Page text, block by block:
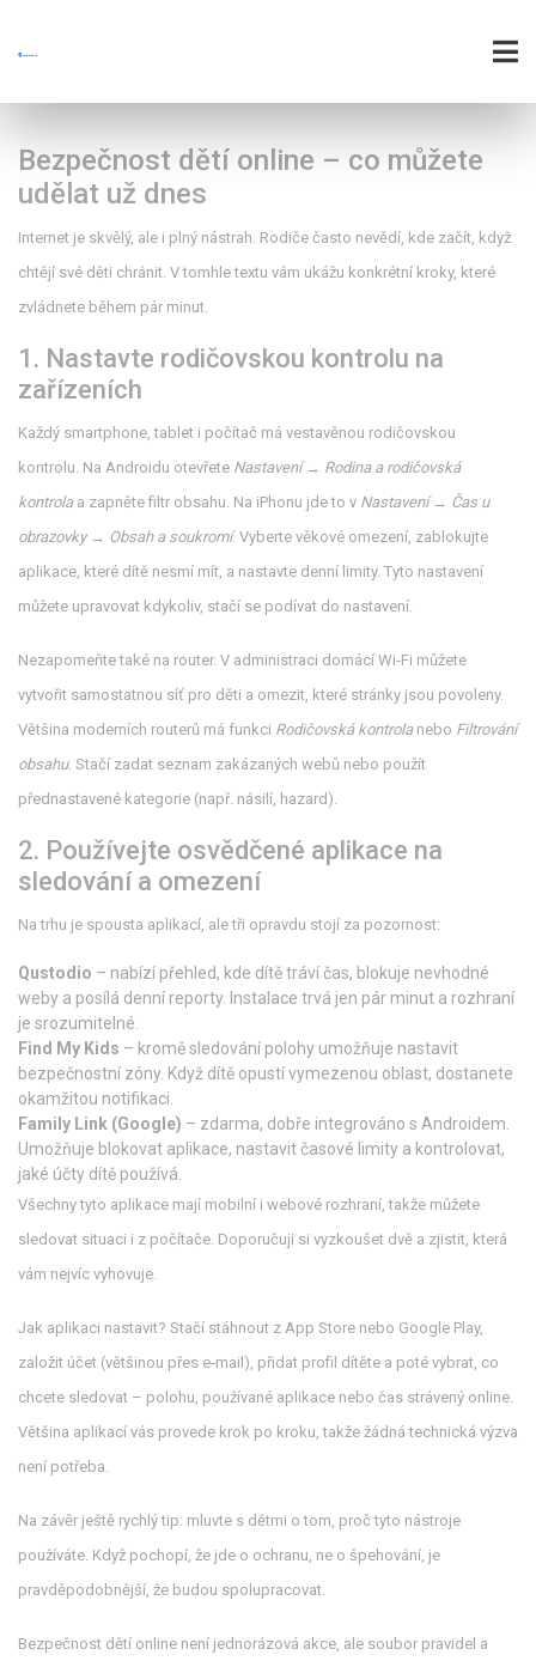
Bezpečnost dětí online – co můžete
udělat už dnes
Internet je skvělý, ale i plný nástrah. Rodiče často nevědí, kde začít, když
chtějí své děti chránit. V tomhle textu vám ukážu konkrétní kroky, které
zvládnete během pár minut.
1. Nastavte rodičovskou kontrolu na
zařízeních
Každý smartphone, tablet i počítač má vestavěnou rodičovskou
kontrolu. Na Androidu otevřete Nastavení → Rodina a rodičovská
kontrolaa zapněte filtr obsahu. Na iPhonu jde to v Nastavení → Čas u
obrazovky → Obsah a soukromí. Vyberte věkové omezení, zablokujte
aplikace, které dítě nesmí mít, a nastavte denní limity. Tyto nastavení
můžete upravovat kdykoliv, stačí se podívat do nastavení.
Nezapomeňte také na router. V administraci domácí Wi‑Fi můžete
vytvořit samostatnou síť pro děti a omezit, které stránky jsou povoleny.
Většina moderních routerů má funkci Rodičovská kontrolanebo Filtrování
obsahu. Stačí zadat seznam zakázaných webů nebo použít
přednastavené kategorie (např. násilí, hazard).
2. Používejte osvědčené aplikace na
sledování a omezení
Na trhu je spousta aplikací, ale tři opravdu stojí za pozornost:
Qustodio – nabízí přehled, kde dítě tráví čas, blokuje nevhodné
weby a posílá denní reporty. Instalace trvá jen pár minut a rozhraní
je srozumitelné.
Find My Kids – kromě sledování polohy umožňuje nastavit
bezpečnostní zóny. Když dítě opustí vymezenou oblast, dostanete
okamžitou notifikaci.
Family Link (Google) – zdarma, dobře integrováno s Androidem.
Umožňuje blokovat aplikace, nastavit časové limity a kontrolovat,
jaké účty dítě používá.
Všechny tyto aplikace mají mobilní i webové rozhraní, takže můžete
sledovat situaci i z počítače. Doporučuji si vyzkoušet dvě a zjistit, která
vám nejvíc vyhovuje.
Jak aplikaci nastavit? Stačí stáhnout z App Store nebo Google Play,
založit účet (většinou přes e‑mail), přidat profil dítěte a poté vybrat, co
chcete sledovat – polohu, používané aplikace nebo čas strávený online.
Většina aplikací vás provede krok po kroku, takže žádná technická výzva
není potřeba.
Na závěr ještě rychlý tip: mluvte s dětmi o tom, proč tyto nástroje
používáte. Když pochopí, že jde o ochranu, ne o špehování, je
pravděpodobnější, že budou spolupracovat.
Bezpečnost dětí online není jednorázová akce, ale soubor pravidel a